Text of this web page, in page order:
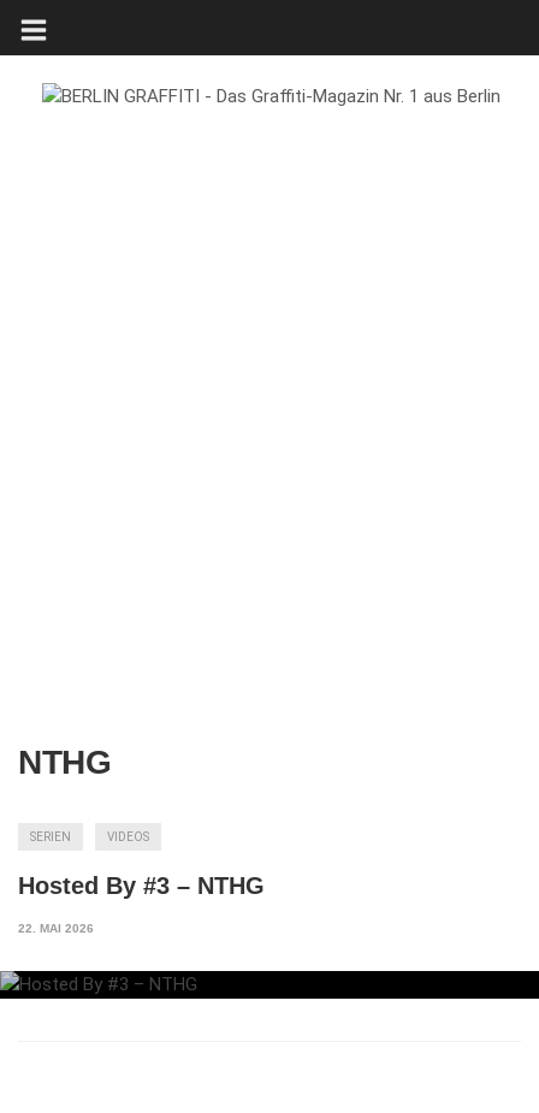
NTHG
SERIEN VIDEOS
Hosted By #3 – NTHG
22. MAI 2026